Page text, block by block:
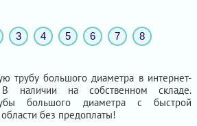
3 4 5 6 7 8
трубу большого диаметра в интернет-
наличии на собственном складе.
большого диаметра с быстрой
без предоплаты!